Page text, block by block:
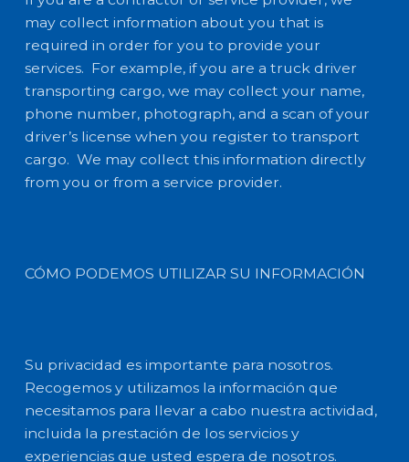
may collect information about you that is
required in order for you to provide your
services. For example, if you are a truck driver
transporting cargo, we may collect your name,
phone number, photograph, and a scan of your
driver’s license when you register to transport
cargo. We may collect this information directly
from you or from a service provider.
CÓMO PODEMOS UTILIZAR SU INFORMACIÓN
Su privacidad es importante para nosotros.
Recogemos y utilizamos la información que
necesitamos para llevar a cabo nuestra actividad,
incluida la prestación de los servicios y
experiencias que usted espera de nosotros.